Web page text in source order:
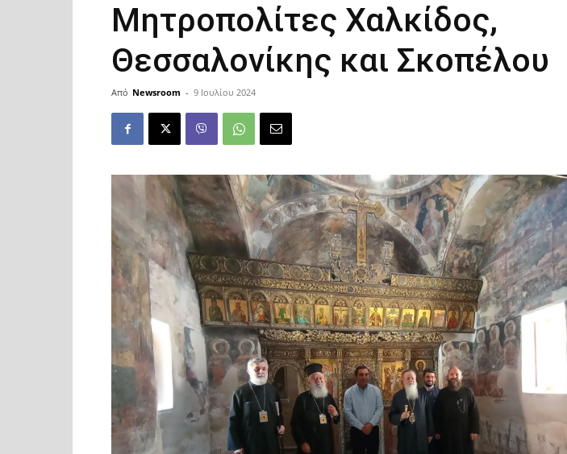
Μητροπολίτες Χαλκίδος,
Θεσσαλονίκης και Σκοπέλου
Από Newsroom - 9 Ιουλίου 2024